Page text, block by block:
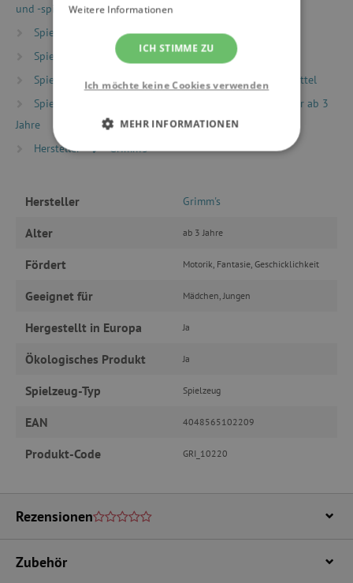
und -spielzeug aus Holz
Spielzeug nach Typ
Montessori Spielzeug
Spielzeug nach Typ
Motorikspielzeug
Spielzeug nach Typ
Waldorf Spielzeug und Hilfsmittel
Spielzeug nach Alter
Spiele & Spielzeug für Kinder ab 3
Jahre
Hersteller
Grimm's
Hersteller Grimm's
Alter ab 3 Jahre
Fördert Motorik, Fantasie, Geschicklichkeit
Geeignet für Mädchen, Jungen
Hergestellt in Europa Ja
Ökologisches Produkt Ja
Spielzeug-Typ Spielzeug
EAN 4048565102209
Produkt-Code GRI_10220
Rezensionen
Zubehör
Weitere Informationen
ICH STIMME ZU
Ich möchte keine Cookies verwenden
MEHR INFORMATIONEN
UNBEDINGT ERFORDERLICH
FUNKTIONALITÄT
Targeting
Funktionalität
Unbedingt erforderliche Cookies ermöglichen
Benutzeranmeldung und die Kontoverwaltung.
verwendet werden.
www.agathaswelt.de